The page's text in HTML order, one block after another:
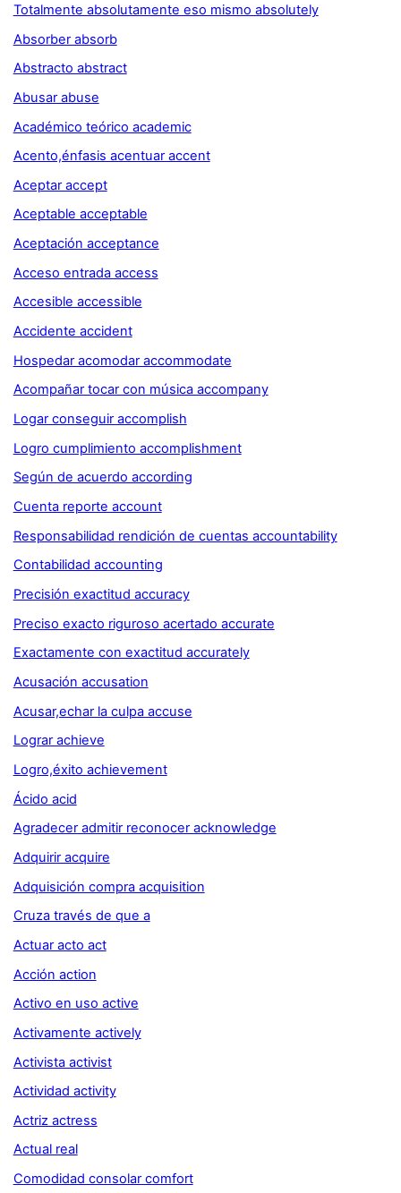
Totalmente absolutamente eso mismo absolutely
Absorber absorb
Abstracto abstract
Abusar abuse
Académico teórico academic
Acento,énfasis acentuar accent
Aceptar accept
Aceptable acceptable
Aceptación acceptance
Acceso entrada access
Accesible accessible
Accidente accident
Hospedar acomodar accommodate
Acompañar tocar con música accompany
Logar conseguir accomplish
Logro cumplimiento accomplishment
Según de acuerdo according
Cuenta reporte account
Responsabilidad rendición de cuentas accountability
Contabilidad accounting
Precisión exactitud accuracy
Preciso exacto riguroso acertado accurate
Exactamente con exactitud accurately
Acusación accusation
Acusar,echar la culpa accuse
Lograr achieve
Logro,éxito achievement
Ácido acid
Agradecer admitir reconocer acknowledge
Adquirir acquire
Adquisición compra acquisition
Cruza través de que a
Actuar acto act
Acción action
Activo en uso active
Activamente actively
Activista activist
Actividad activity
Actriz actress
Actual real
Comodidad consolar comfort